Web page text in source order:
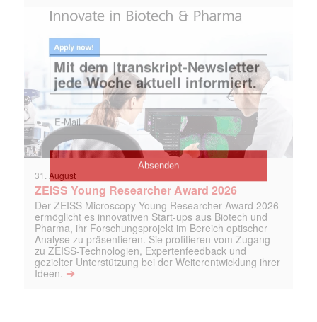
31. August
ZEISS Young Researcher Award 2026
Der ZEISS Microscopy Young Researcher Award 2026
ermöglicht es innovativen Start-ups aus Biotech und
Pharma, ihr Forschungsprojekt im Bereich optischer
Analyse zu präsentieren. Sie profitieren vom Zugang
zu ZEISS-Technologien, Expertenfeedback und
gezielter Unterstützung bei der Weiterentwicklung ihrer
Ideen. ➔